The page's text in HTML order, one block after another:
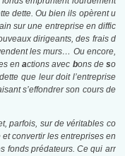
dette. Ou bien ils opèrent u
sur une entreprise en diffic
dirigeants, des frais d
les murs… Ou encore,
enactions avec bons de so
que leur doit l’entreprise
s’effondrer son cours de
parfois, sur de véritables co
convertir les entreprises en
fonds prédateurs. Ce qui arr